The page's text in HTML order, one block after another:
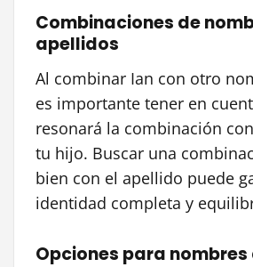
Combinaciones de
apellidos
Al combinar Ian con otro
es importante tener en
resonará la combinación
tu hijo. Buscar una
bien con el apellido puede
identidad completa y
Opciones para nombres